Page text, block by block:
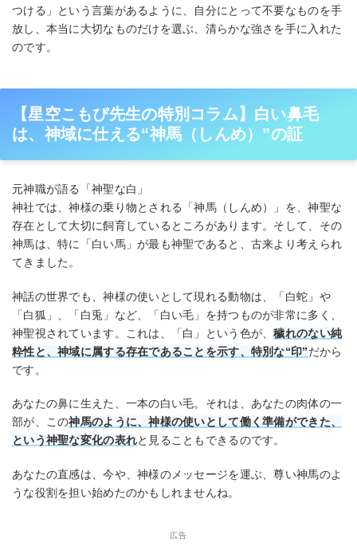
つける」という言葉があるように、自分にとって不要なものを手
放し、本当に大切なものだけを選ぶ、清らかな強さを手に入れた
のです。
【星空こもぴ先生の特別コラム】白い鼻毛
は、神域に仕える“神馬（しんめ）”の証
元神職が語る「神聖な白」
神社では、神様の乗り物とされる「神馬（しんめ）」を、神聖な
存在として大切に飼育しているところがあります。そして、その
神馬は、特に「白い馬」が最も神聖であると、古来より考えられ
てきました。
神話の世界でも、神様の使いとして現れる動物は、「白蛇」や
「白狐」、「白兎」など、「白い毛」を持つものが非常に多く、
神聖視されています。これは、「白」という色が、穢れのない純
粋性と、神域に属する存在であることを示す、特別な“印”だから
です。
あなたの鼻に生えた、一本の白い毛。それは、あなたの肉体の一
部が、この神馬のように、神様の使いとして働く準備ができた、
という神聖な変化の表れと見ることもできるのです。
あなたの直感は、今や、神様のメッセージを運ぶ、尊い神馬のよ
うな役割を担い始めたのかもしれませんね。
広告